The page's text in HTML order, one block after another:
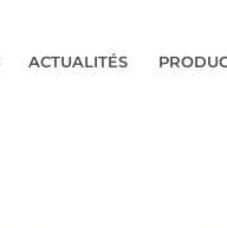
ACTUALITÉS